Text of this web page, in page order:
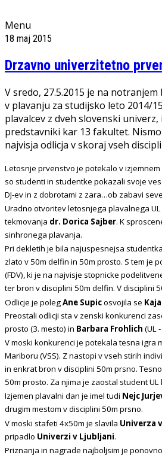
Menu
18 maj 2015
Drzavno univerzitetno
V sredo, 27.5.2015 je na
v plavanju za studijsko leto 2014/
plavalcev z dveh slovenski
predstavniki kar 13 fakultet.
najvisja odlicja v skoraj vseh
Letosnje prvenstvo je potekalo v
so studenti in studentke pokazali svoje
DJ-ev in z dobrotami z zara…ob zabavi
Uradno otvoritev letosnjega plavalnega
tekmovanja dr. Dorica Sajber. K
sinhronega plavanja.
Pri dekletih je bila najuspesnejsa
zlato v 50m delfin in 50m prosto. S tem je
(FDV), ki je na najvisje stopnicke
ter bron v disciplini 50m delfin. V disciplini
Odlicje je polegAne Supicosvojila se
Preostali odlicji sta v zenski konkurenci
prosto (3. mesto) in Barbara Frohlich (UL
V moski konkurenci je potekala tesna igra
Mariboru (VSS). Z nastopi v vseh stirih
in enkrat bron v disciplini 50m prsno.
50m prosto. Za njima je zaostal student UL
Izjemen plavalni dan je imel tudi Nejc
drugim mestom v disciplini 50m prsno.
V moski stafeti 4x50m je slavila Univerza
pripadlo Univerzi v Ljubljani.
Priznanja in nagrade najboljsim je